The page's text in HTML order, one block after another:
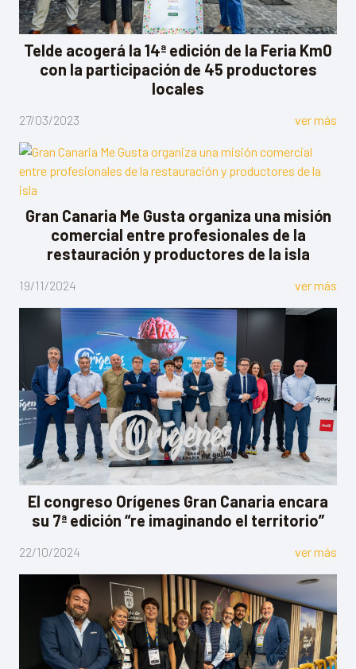
Telde acogerá la 14ª edición de la Feria Km0
con la participación de 45 productores
locales
27/03/2023 ver más
Gran Canaria Me Gusta organiza una misión
comercial entre profesionales de la
restauración y productores de la isla
19/11/2024 ver más
El congreso Orígenes Gran Canaria encara
su 7ª edición “re imaginando el territorio”
22/10/2024 ver más